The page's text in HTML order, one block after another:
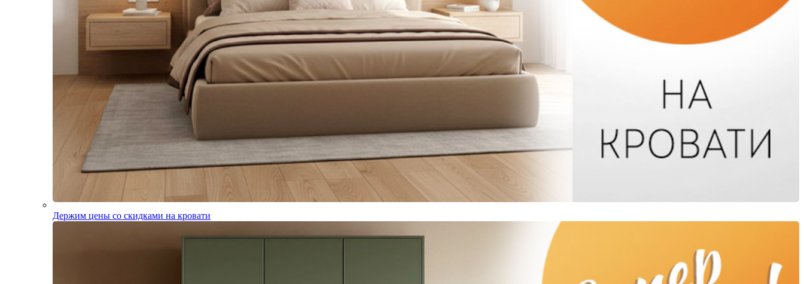
Держим цены со скидками на кровати